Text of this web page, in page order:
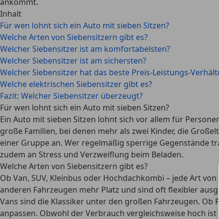
Inhalt
Für wen lohnt sich ein Auto mit sieben Sitzen?
Welche Arten von Siebensitzern gibt es?
Welcher Siebensitzer ist am komfortabelsten?
Welcher Siebensitzer ist am sichersten?
Welcher Siebensitzer hat das beste Preis-Leistungs-
Welche elektrischen Siebensitzer gibt es?
Fazit: Welcher Siebensitzer überzeugt?
Für wen lohnt sich ein Auto mit sieben Sitzen?
Ein Auto mit sieben Sitzen lohnt sich vor allem für
große Familien, bei denen mehr als zwei Kinder, die
einer Gruppe an. Wer regelmäßig sperrige Gegenstände
zudem an Stress und Verzweiflung beim Beladen.
Welche Arten von Siebensitzern gibt es?
Ob Van, SUV, Kleinbus oder Hochdachkombi – jede Art
anderen Fahrzeugen mehr Platz und sind oft flexibler
Vans sind die Klassiker unter den großen Fahrzeugen.
anpassen. Obwohl der Verbrauch vergleichsweise hoch